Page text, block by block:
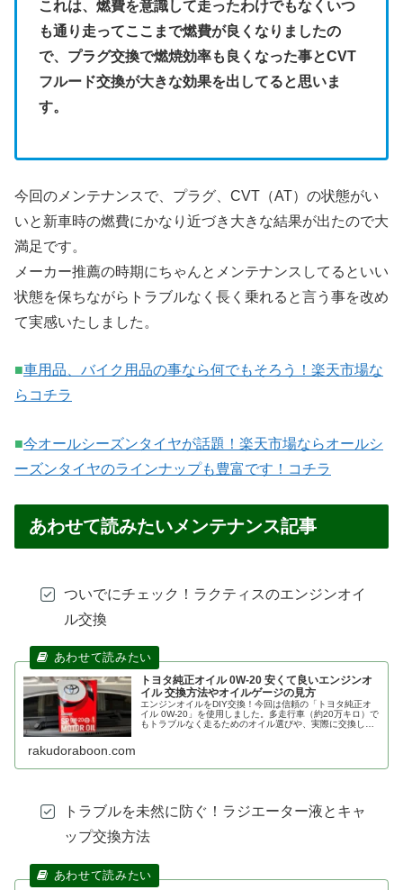
これは、燃費を意識して走ったわけでもなくいつ
も通り走ってここまで燃費が良くなりましたの
で、プラグ交換で燃焼効率も良くなった事とCVT
フルード交換が大きな効果を出してると思いま
す。
今回のメンテナンスで、プラグ、CVT（AT）の状態がい
いと新車時の燃費にかなり近づき大きな結果が出たので大
満足です。
メーカー推薦の時期にちゃんとメンテナンスしてるといい
状態を保ちながらトラブルなく長く乗れると言う事を改め
て実感いたしました。
■車用品、バイク用品の事なら何でもそろう！楽天市場な
らコチラ
■今オールシーズンタイヤが話題！楽天市場ならオールシ
ーズンタイヤのラインナップも豊富です！コチラ
あわせて読みたいメンテナンス記事
ついでにチェック！ラクティスのエンジンオイ
ル交換
トヨタ純正オイル 0W-20 安くて良いエンジンオ
イル 交換方法やオイルゲージの見方
エンジンオイルをDIY交換！今回は信頼の「トヨタ純正オ
イル 0W-20」を使用しました。多走行車（約20万キロ）で
もトラブルなく走るためのオイル選びや、実際に交換して
rakudoraboon.com
トラブルを未然に防ぐ！ラジエーター液とキャ
ップ交換方法